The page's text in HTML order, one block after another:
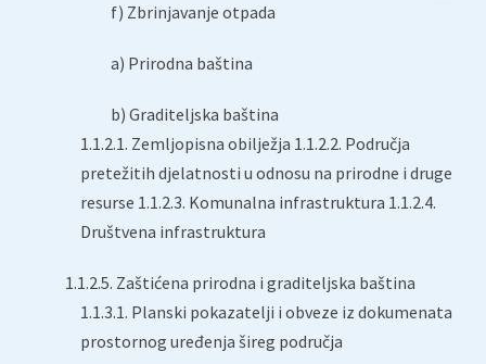
f) Zbrinjavanje otpada
a) Prirodna baština
b) Graditeljska baština
1.1.2.1. Zemljopisna obilježja 1.1.2.2. Područja
pretežitih djelatnosti u odnosu na prirodne i druge
resurse 1.1.2.3. Komunalna infrastruktura 1.1.2.4.
Društvena infrastruktura
1.1.2.5. Zaštićena prirodna i graditeljska baština
1.1.3.1. Planski pokazatelji i obveze iz dokumenata
prostornog uređenja šireg područja